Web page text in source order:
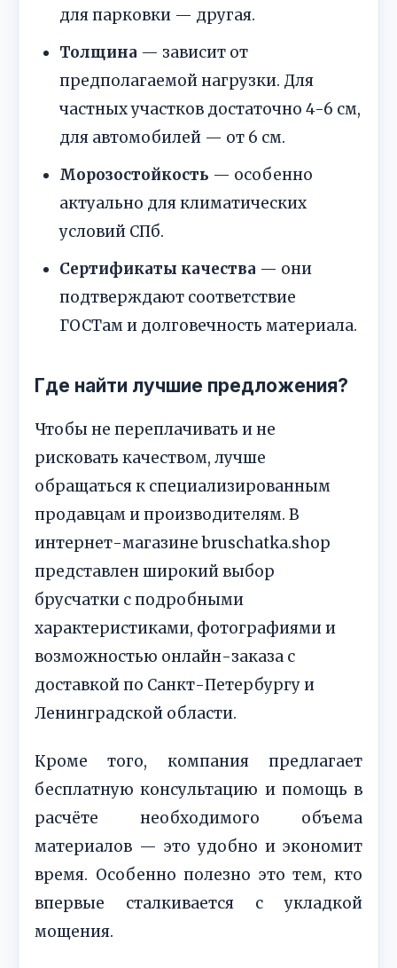
для парковки — другая.
Толщина — зависит от
предполагаемой нагрузки. Для
частных участков достаточно 4-6 см,
для автомобилей — от 6 см.
Морозостойкость — особенно
актуально для климатических
условий СПб.
Сертификаты качества — они
подтверждают соответствие
ГОСТам и долговечность материала.
Где найти лучшие предложения?
Чтобы не переплачивать и не
рисковать качеством, лучше
обращаться к специализированным
продавцам и производителям. В
интернет-магазине bruschatka.shop
представлен широкий выбор
брусчатки с подробными
характеристиками, фотографиями и
возможностью онлайн-заказа с
доставкой по Санкт-Петербургу и
Ленинградской области.
Кроме того, компания предлагает
бесплатную консультацию и помощь в
расчёте необходимого объема
материалов — это удобно и экономит
время. Особенно полезно это тем, кто
впервые сталкивается с укладкой
мощения.